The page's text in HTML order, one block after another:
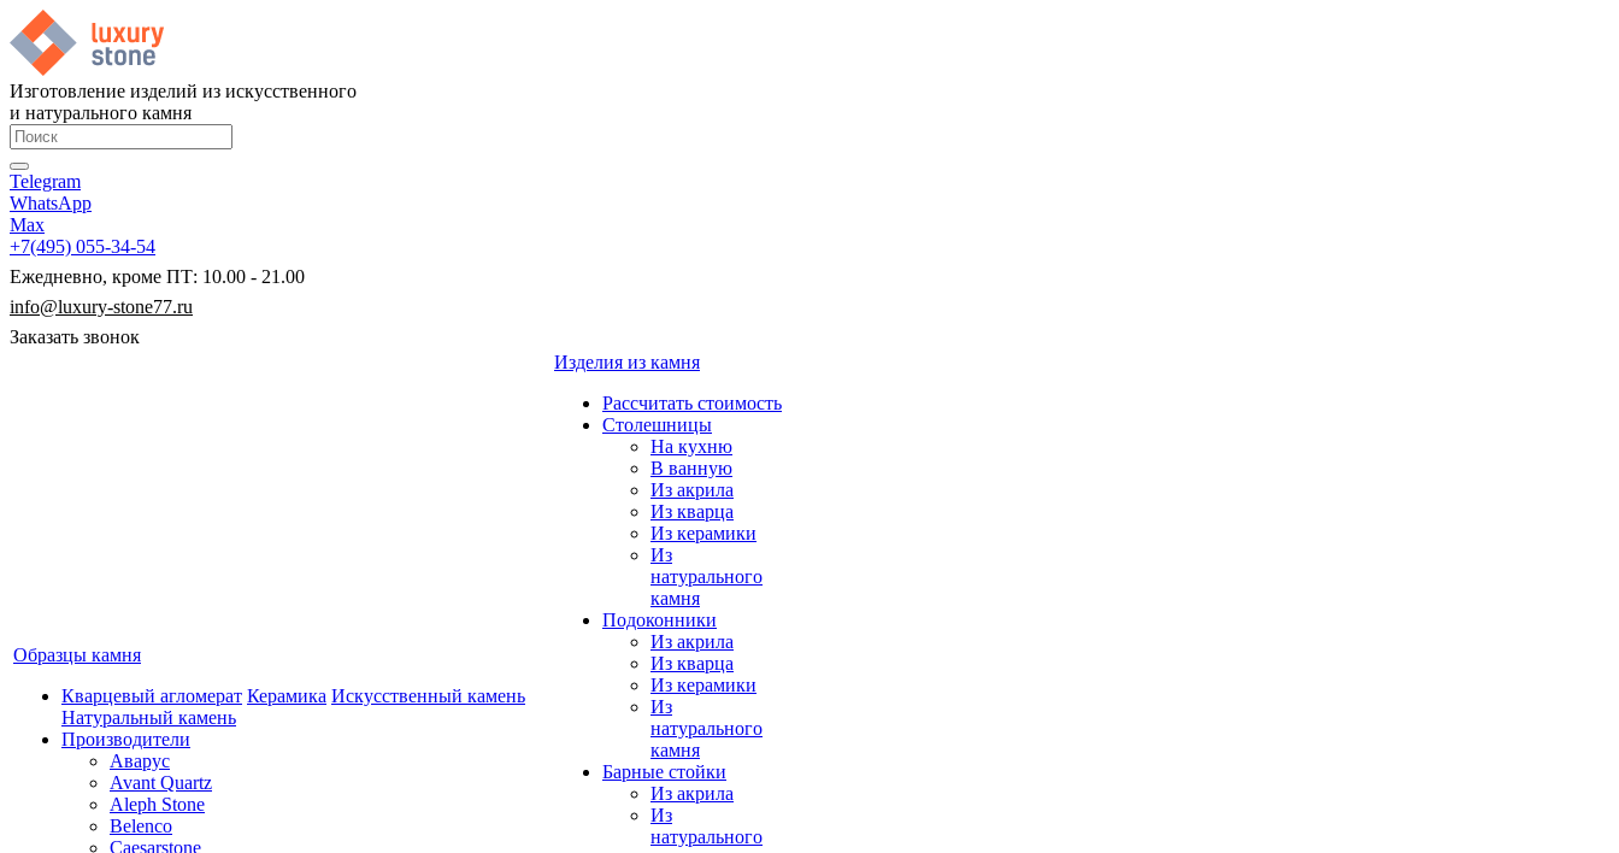
Изготовление изделий из искусственного
и натурального камня
Telegram
WhatsApp
Max
+7(495) 055-34-54
Ежедневно, кроме ПТ: 10.00 - 21.00
info@luxury-stone77.ru
Заказать звонок
Образцы камня
Кварцевый агломерат Керамика Искусственный камень
Натуральный камень
Производители
Аварус
Avant Quartz
Aleph Stone
Belenco
Caesarstone
Изделия из камня
Рассчитать стоимость
Столешницы
На кухню
В ванную
Из акрила
Из кварца
Из керамики
Из
натурального
камня
Подоконники
Из акрила
Из кварца
Из керамики
Из
натурального
камня
Барные стойки
Из акрила
Из
натурального